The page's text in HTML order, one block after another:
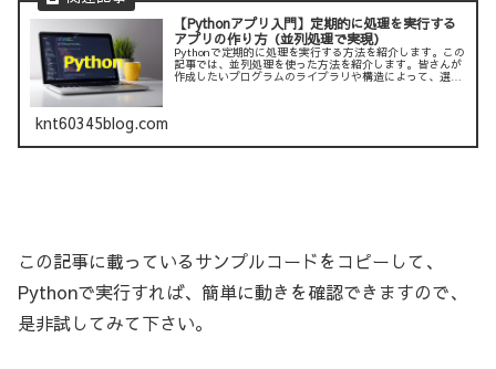
【Pythonアプリ入門】定期的に処理を実行する
アプリの作り方（並列処理で実現）
Pythonで定期的に処理を実行する方法を紹介します。この
記事では、並列処理を使った方法を紹介します。皆さんが
作成したいプログラムのライブラリや構造によって、選択
knt60345blog.com
この記事に載っているサンプルコードをコピーして、
Pythonで実行すれば、簡単に動きを確認できますので、
是非試してみて下さい。